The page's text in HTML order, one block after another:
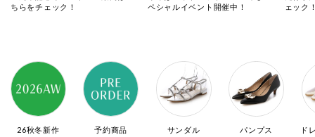
ちらをチェック！
ペシャルイベント開催中！
ェック
26秋冬新作 予約商品 サンダル パンプス ド